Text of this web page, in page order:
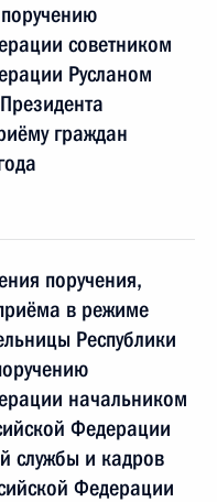
советником
Русланом
граждан
поручения,
в режиме
Республики
начальником
Федерации
службы и кадров
Федерации